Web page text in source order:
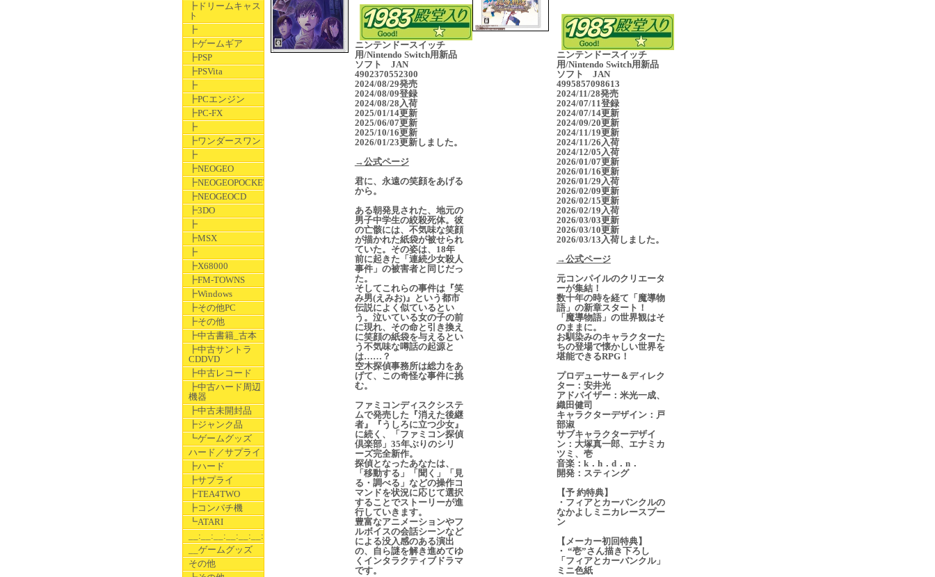
┣ドリームキャス
ト
┣
┣ゲームギア
┣PSP
┣PSVita
┣
┣PCエンジン
┣PC-FX
┣
┣ワンダースワン
┣
┣NEOGEO
┣NEOGEOPOCKET
┣NEOGEOCD
┣3DO
┣
┣MSX
┣
┣X68000
┣FM-TOWNS
┣Windows
┣その他PC
┣その他
┣中古書籍_古本
┣中古サントラ
CDDVD
┣中古レコード
┣中古ハード周辺
機器
┣中古未開封品
┣ジャンク品
┗ゲームグッズ
ハード／サプライ
┣ハード
┣サプライ
┣TEA4TWO
┣コンパチ機
┗ATARI
__:__:__:__:__:__:__
__ゲームグッズ
その他
ニンテンドースイッチ
用/Nintendo Switch用新品
ソフト JAN
4902370552300
2024/08/29発売
2024/08/09登録
2024/08/28入荷
2025/01/14更新
2025/06/07更新
2025/10/16更新
2026/01/23更新しました。
→公式ページ
君に、永遠の笑顔をあげる
から。
ある朝発見された、地元の
男子中学生の絞殺死体。彼
の亡骸には、不気味な笑顔
が描かれた紙袋が被せられ
ていた。その姿は、18年
前に起きた「連続少女殺人
事件」の被害者と同じだっ
た。
そしてこれらの事件は『笑
み男(えみお)』という都市
伝説によく似ているとい
う。泣いている女の子の前
に現れ、その命と引き換え
に笑顔の紙袋を与えるとい
う不気味な噂話の起源と
は……？
空木探偵事務所は総力をあ
げて、この奇怪な事件に挑
む。
ファミコンディスクシステ
ムで発売した『消えた後継
者』『うしろに立つ少女』
に続く、「ファミコン探偵
倶楽部」35年ぶりのシリ
ーズ完全新作。
探偵となったあなたは、
「移動する」「聞く」「見
る・調べる」などの操作コ
マンドを状況に応じて選択
することでストーリーが進
行していきます。
豊富なアニメーションやフ
ルボイスの会話シーンなど
による没入感のある演出
の、自ら謎を解き進めてゆ
くインタラクティブドラマ
です。
ニンテンドースイッチ
用/Nintendo Switch用新品
ソフト JAN
4995857098613
2024/11/28発売
2024/07/11登録
2024/07/14更新
2024/09/20更新
2024/11/19更新
2024/11/26入荷
2024/12/05入荷
2026/01/07更新
2026/01/16更新
2026/01/29入荷
2026/02/09更新
2026/02/15更新
2026/02/19入荷
2026/03/03更新
2026/03/10更新
2026/03/13入荷しました。
→公式ページ
元コンパイルのクリエータ
ーが集結！
数十年の時を経て「魔導物
語」の新章スタート！
「魔導物語」の世界観はそ
のままに。
お馴染みのキャラクターた
ちの登場で懐かしい世界を
堪能できるRPG！
プロデューサー＆ディレク
ター：安井光
アドバイザー：米光一成、
織田健司
キャラクターデザイン：戸
部淑
サブキャラクターデザイ
ン：大塚真一郎、エナミカ
ツミ、壱
音楽：k．h．d．n．
開発：スティング
【予 約特典】
・フィアとカーバンクルの
なかよしミニカレースプー
ン
【メーカー初回特典】
・ “壱”さん描き下ろし
「フィアとカーバンクル」
ミニ色紙